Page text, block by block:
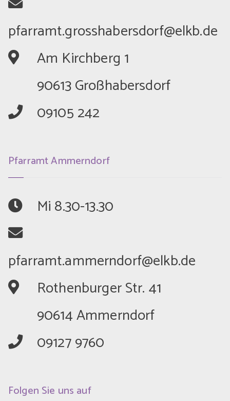
	Am Kirchberg 1
	90613 Großhabersdorf
	09105 242
Pfarramt Ammerndorf
	Mi 8.30-13.30
	Rothenburger Str. 41
	90614 Ammerndorf
	09127 9760
Folgen Sie uns auf